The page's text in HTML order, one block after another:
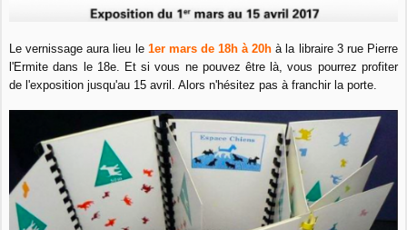
Le vernissage aura lieu le1er mars de 18h à 20h à la libraire 3 rue Pierre
l'Ermite dans le 18e. Et si vous ne pouvez être là, vous pourrez profiter
de l'exposition jusqu'au 15 avril. Alors n'hésitez pas à franchir la porte.